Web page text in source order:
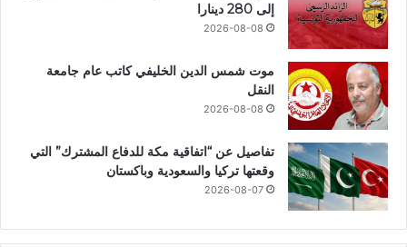
إلى 280 دينارا
2026-08-08
موت شمس الدين الخليفي كاتب عام جامعة
النقل
2026-08-08
تفاصيل عن “اتفاقية مكة للدفاع المشترك” التي
وقعتها تركيا والسعودية وباكستان
2026-08-07